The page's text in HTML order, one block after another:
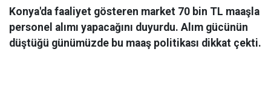
Konya'da faaliyet gösteren market 70 bin TL maaşla
personel alımı yapacağını duyurdu. Alım gücünün
düştüğü günümüzde bu maaş politikası dikkat çekti.